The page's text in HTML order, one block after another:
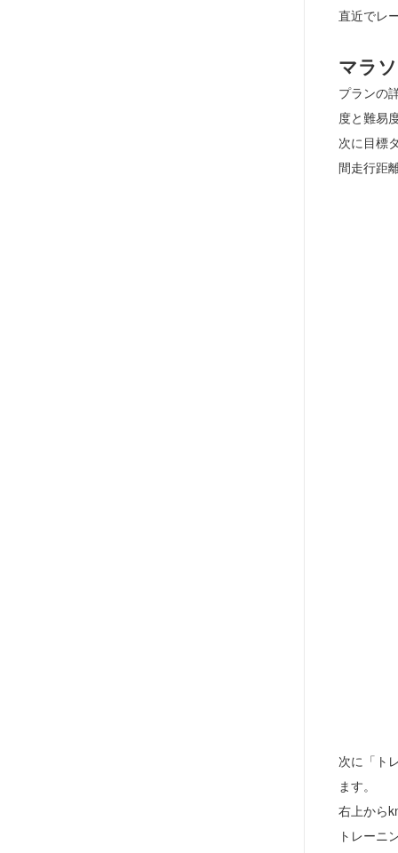
直近でレ
マラ
プランの
度と難易
次に目標
間走行距
次に「ト
ます。
右上から
トレーニ